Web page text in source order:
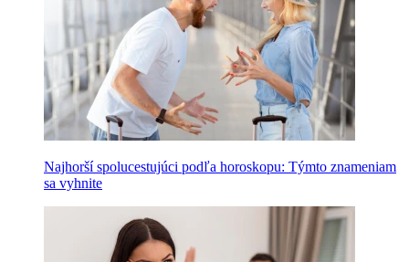
Najhorší spolucestujúci podľa horoskopu: Týmto znameniam
sa vyhnite